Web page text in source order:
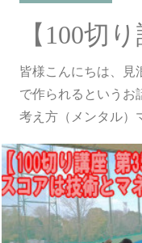
皆様こんにちは、
で作られるという
考え方（メンタル